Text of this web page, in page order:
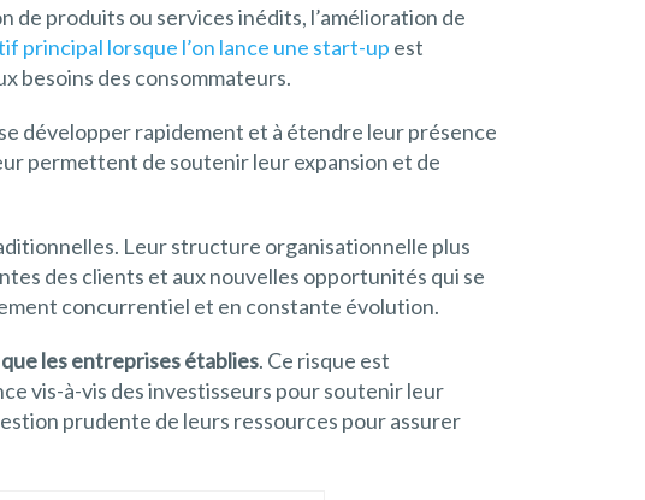
de produits ou services inédits, l’amélioration de
principal lorsque l’on lance une start-up est
besoins des consommateurs.
développer rapidement et à étendre leur présence
permettent de soutenir leur expansion et de
Leur structure organisationnelle plus
des clients et aux nouvelles opportunités qui se
concurrentiel et en constante évolution.
les entreprises établies. Ce risque est
vis-à-vis des investisseurs pour soutenir leur
prudente de leurs ressources pour assurer